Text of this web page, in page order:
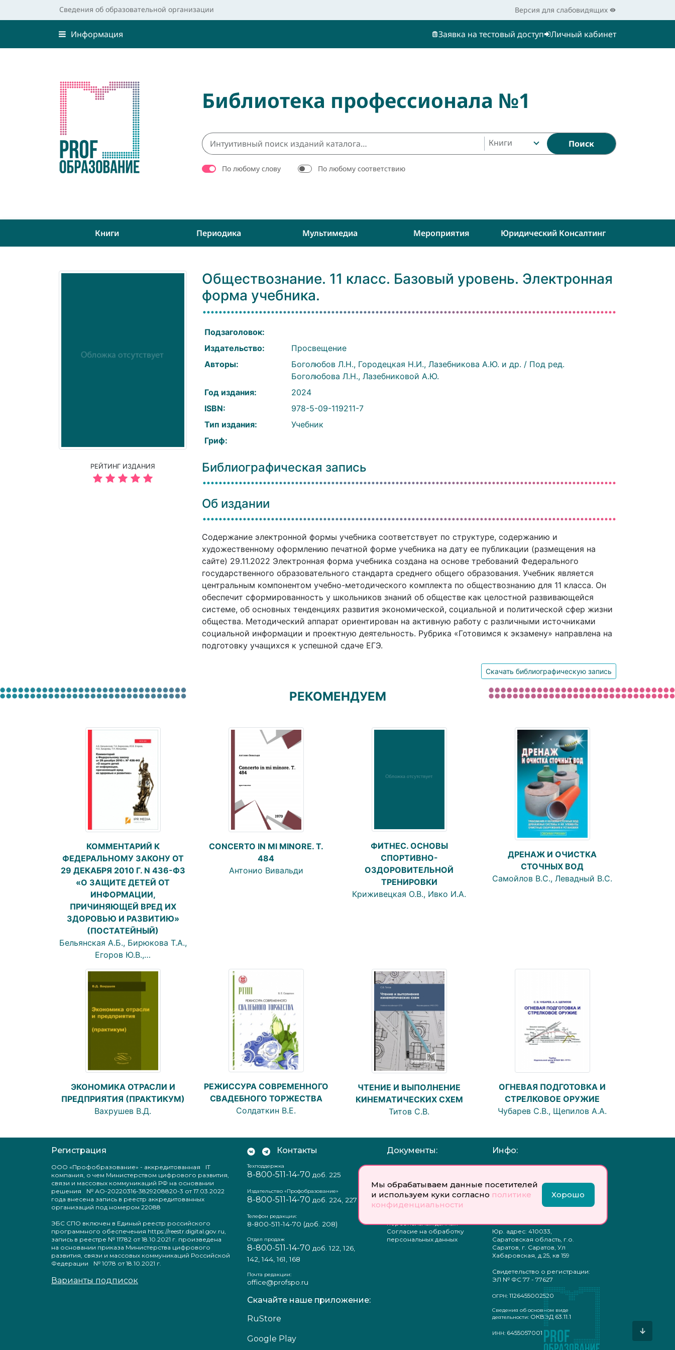
Мы обрабатываем данные посетителей
и используем куки согласно политике
конфиденциальности
Хорошо
Сведения об образовательной организации Версия для слабовидящих
Информация Заявка на тестовый доступ Личный кабинет
Библиотека профессионала №1
Книги Поиск
По любому слову По любому соответствию
Книги Периодика Мультимедиа Мероприятия Юридический Консалтинг
РЕЙТИНГ ИЗДАНИЯ
Обществознание. 11 класс. Базовый уровень. Электронная
форма учебника.
Подзаголовок:
Издательство:
Просвещение
Авторы:
Боголюбов Л.Н., Городецкая Н.И., Лазебникова А.Ю. и др. / Под ред.
Боголюбова Л.Н., Лазебниковой А.Ю.
Год издания:
2024
ISBN:
978-5-09-119211-7
Тип издания:
Учебник
Гриф:
Библиографическая запись
Об издании
Содержание электронной формы учебника соответствует по структуре, содержанию и
художественному оформлению печатной форме учебника на дату ее публикации (размещения на
сайте) 29.11.2022 Электронная форма учебника создана на основе требований Федерального
государственного образовательного стандарта среднего общего образования. Учебник является
центральным компонентом учебно-методического комплекта по обществознанию для 11 класса. Он
обеспечит сформированность у школьников знаний об обществе как целостной развивающейся
системе, об основных тенденциях развития экономической, социальной и политической сфер жизни
общества. Методический аппарат ориентирован на активную работу с различными источниками
социальной информации и проектную деятельность. Рубрика «Готовимся к экзамену» направлена на
подготовку учащихся к успешной сдаче ЕГЭ.
Скачать библиографическую запись
РЕКОМЕНДУЕМ
КОММЕНТАРИЙ К
ФЕДЕРАЛЬНОМУ ЗАКОНУ ОТ
29 ДЕКАБРЯ 2010 Г. N 436-ФЗ
«О ЗАЩИТЕ ДЕТЕЙ ОТ
ИНФОРМАЦИИ,
ПРИЧИНЯЮЩЕЙ ВРЕД ИХ
ЗДОРОВЬЮ И РАЗВИТИЮ»
(ПОСТАТЕЙНЫЙ)
Бельянская А.Б., Бирюкова Т.А.,
Егоров Ю.В.,…
CONCERTO IN MI MINORE. T.
484
Антонио Вивальди
ФИТНЕС. ОСНОВЫ
СПОРТИВНО-
ОЗДОРОВИТЕЛЬНОЙ
ТРЕНИРОВКИ
Криживецкая О.В., Ивко И.А.
ДРЕНАЖ И ОЧИСТКА
СТОЧНЫХ ВОД
Самойлов В.С., Левадный В.С.
ЭКОНОМИКА ОТРАСЛИ И
ПРЕДПРИЯТИЯ (ПРАКТИКУМ)
Вахрушев В.Д.
РЕЖИССУРА СОВРЕМЕННОГО
СВАДЕБНОГО ТОРЖЕСТВА
Солдаткин В.Е.
ЧТЕНИЕ И ВЫПОЛНЕНИЕ
КИНЕМАТИЧЕСКИХ СХЕМ
Титов С.В.
ОГНЕВАЯ ПОДГОТОВКА И
СТРЕЛКОВОЕ ОРУЖИЕ
Чубарев С.В., Щепилов А.А.
Регистрация
ООО «Профобразование» - аккредитованная IT
компания, о чем Министерством цифрового развития,
связи и массовых коммуникаций РФ на основании
решения № АО-20220316-3829208820-3 от 17.03.2022
года внесена запись в реестр аккредитованных
организаций под номером 22088
ЭБС СПО включен в Единый реестр российского
программного обеспечения https://reestr.digital.gov.ru,
запись в реестре № 11782 от 18.10.2021 г. произведена
на основании приказа Министерства цифрового
развития, связи и массовых коммуникаций Российской
Федерации № 1078 от 18.10.2021 г.
Варианты подписок
Контакты
Техподдержка
8-800-511-14-70 доб. 225
Издательство «Профобразование»
8-800-511-14-70 доб. 224, 227
Телефон редакции:
8-800-511-14-70 (доб. 208)
Отдел продаж
8-800-511-14-70 доб. 122, 126,
142, 144, 161, 168
Почта редакции:
office@profspo.ru
Скачайте наше приложение:
RuStore
Google Play
Документы:
Отзыв согласия на обработку
Пользовательское
соглашение
Политика
конфиденциальности
персональных данных
Согласие на обработку
персональных данных
Инфо:
Учредитель: Общество с
ответственностью
«Профобразование»
Главный редактор: Богатырева
Юр. адрес: 410033,
Саратовская область, г.о.
Саратов, г. Саратов, Ул
Хабаровская, д.25, кв 159
Свидетельство о регистрации:
ЭЛ № ФС 77 - 77627
ОГРН: 1126455002520
Сведения об основном виде
деятельности: ОКВЭД 63.11.1
ИНН: 6455057001 ↓